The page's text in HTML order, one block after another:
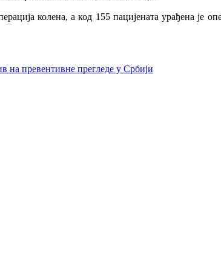
колена, a код 155 пацијената урађена је
на превентивне прегледе у Србији